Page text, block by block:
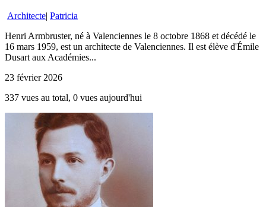
Architecte| Patricia
Henri Armbruster, né à Valenciennes le 8 octobre 1868 et décédé le
16 mars 1959, est un architecte de Valenciennes. Il est élève d'Émile
Dusart aux Académies...
23 février 2026
337 vues au total, 0 vues aujourd'hui